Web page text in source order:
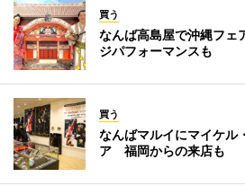
買う
なんば高島屋で沖縄フ
ジパフォーマンスも
買う
なんばマルイにマイケル
ア 福岡からの来店も